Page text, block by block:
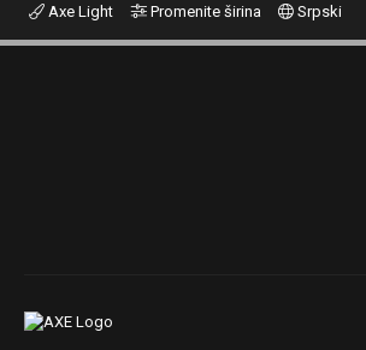
Axe Light Promenite širina Srpski